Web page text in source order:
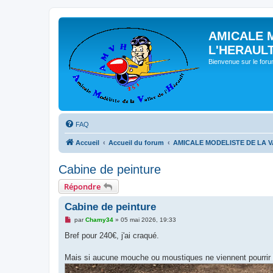
AMICALE
Bienvenue sur le
FAQ
Accueil Accueil du forum AMICALE MODELISTE DE LA
Cabine de peinture
Répondre
Cabine de peinture
M
s
g
e
n
parChamy34» 05 mai 2026, 19:33
Bref pour 240€, j'ai craqué.
Mais si aucune mouche ou moustiques ne viennent